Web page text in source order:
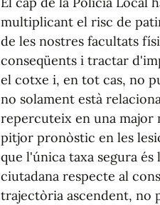
multiplicant el risc de
de les nostres facultats
conseqüents i tractar
el cotxe i, en tot cas, no
no solament està
repercuteix en una major
pitjor pronòstic en les
que l'única taxa segura és
ciutadana respecte al
trajectòria ascendent, no